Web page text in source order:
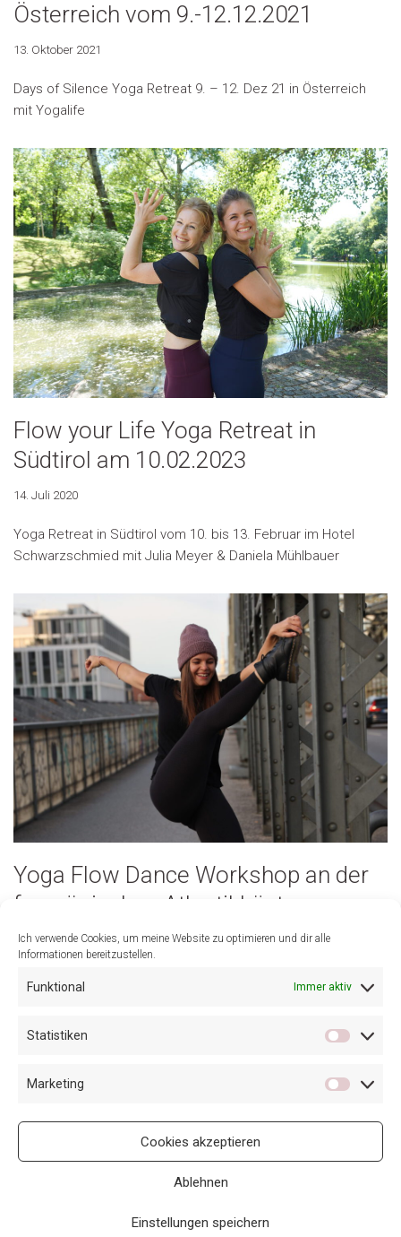
Ich verwende Cookies, um meine Website zu optimieren und dir alle
Informationen bereitzustellen.
Funktional Immer aktiv
Statistiken
Marketing
Cookies akzeptieren
Ablehnen
Einstellungen speichern
Österreich vom 9.-12.12.2021
13. Oktober 2021
Days of Silence Yoga Retreat 9. – 12. Dez 21 in Österreich
mit Yogalife
Flow your Life Yoga Retreat in
Südtirol am 10.02.2023
14. Juli 2020
Yoga Retreat in Südtirol vom 10. bis 13. Februar im Hotel
Schwarzschmied mit Julia Meyer & Daniela Mühlbauer
Yoga Flow Dance Workshop an der
französischen Atlantikküste
06.04.2023
Atlantikküste
Privacy